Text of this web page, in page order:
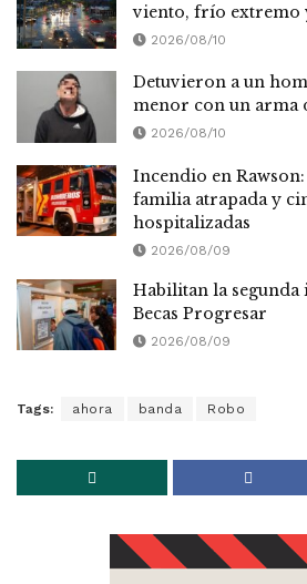
viento, frío extremo
2026/08/10
Detuvieron a un
menor con un arma
2026/08/10
Incendio en
familia atrapada y
hospitalizadas
2026/08/09
Habilitan la
Becas Progresar
2026/08/09
Tags: ahora banda Robo